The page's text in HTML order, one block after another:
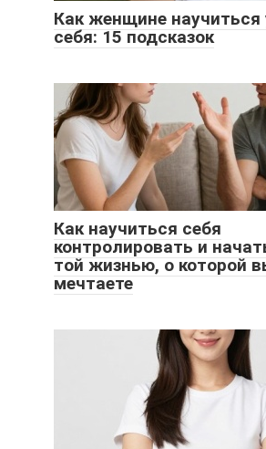
Как женщине научиться
себя: 15 подсказок
Как научиться себя
контролировать и
той жизнью, о которой
мечтаете